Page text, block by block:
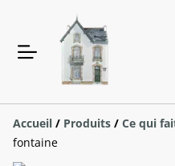
Accueil / Produits / Ce qui
fontaine